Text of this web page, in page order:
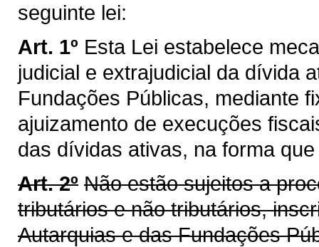
seguinte lei:
Art. 1º Esta Lei estabelece
judicial e extrajudicial da dívida
Fundações Públicas, mediante
ajuizamento de execuções
das dívidas ativas, na forma
Art. 2º Não estão sujeitos a
tributários e não tributários,
Autarquias e das Fundações